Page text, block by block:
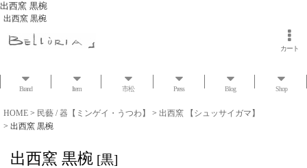
出西窯 黒椀
出西窯 黒椀
カート
Brand Item 市松 Press Blog Shop
HOME > 民藝 / 器【ミンゲイ・うつわ】 > 出西窯 【シュッサイガマ】
> 出西窯 黒椀
出西窯 黒椀 [黒]